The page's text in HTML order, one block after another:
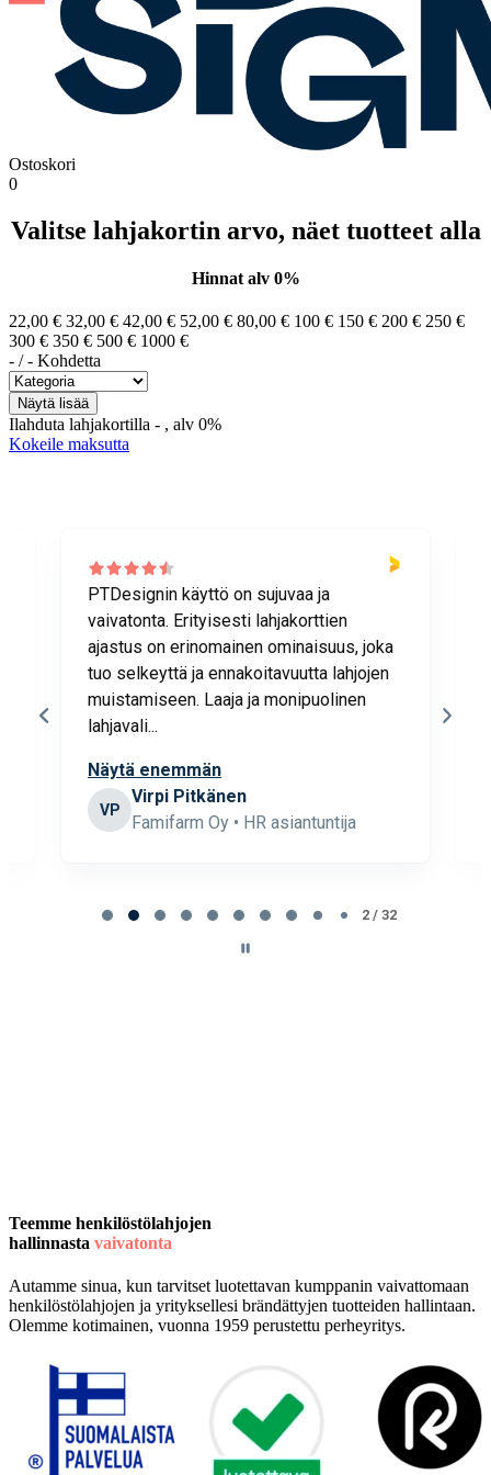
Ostoskori
0
Valitse lahjakortin arvo, näet tuotteet alla
Hinnat alv 0%
22,00 € 32,00 € 42,00 € 52,00 € 80,00 € 100 € 150 € 200 € 250 €
300 € 350 € 500 € 1000 €
- /- Kohdetta
Ilahduta lahjakortilla - , alv 0%
Kokeile maksutta
PTDesignin käyttö on sujuvaa ja
vaivatonta. Erityisesti lahjakorttien
ajastus on erinomainen ominaisuus, joka
tuo selkeyttä ja ennakoitavuutta lahjojen
muistamiseen. Laaja ja monipuolinen
lahjavali...
Näytä enemmän
VP
Virpi Pitkänen
Famifarm Oy • HR asiantuntija
2 / 32
Teemme henkilöstölahjojen
hallinnasta vaivatonta
Autamme sinua, kun tarvitset luotettavan kumppanin vaivattomaan
henkilöstölahjojen ja yrityksellesi brändättyjen tuotteiden hallintaan.
Olemme kotimainen, vuonna 1959 perustettu perheyritys.